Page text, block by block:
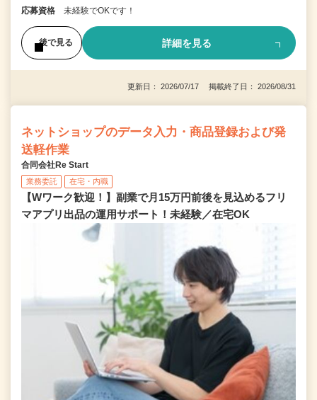
応募資格 未経験でOKです！
後で見る 詳細を見る
更新日： 2026/07/17 掲載終了日： 2026/08/31
ネットショップのデータ入力・商品登録および発
送軽作業
合同会社Re Start
業務委託 在宅・内職
【Wワーク歓迎！】副業で月15万円前後を見込めるフリ
マアプリ出品の運用サポート！未経験／在宅OK